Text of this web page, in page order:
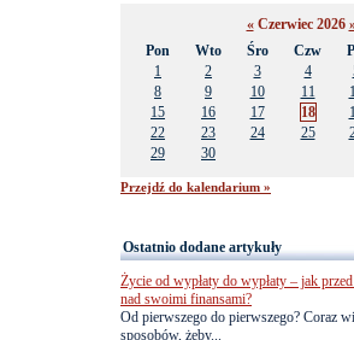
«Czerwiec 2026
Pon
Wto Śro Czw
1
2 3 4
8
9 10 11
15
16 17 18
22
23 24 25
29
30
Przejdź do kalendarium »
Ostatnio dodane artykuły
Życie od wypłaty do wypłaty – jak
nad swoimi finansami?
Od pierwszego do pierwszego? Coraz
sposobów, żeby...